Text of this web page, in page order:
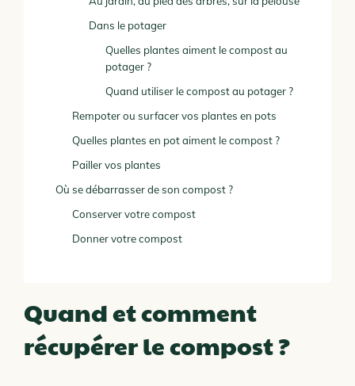
Dans le potager
Quelles plantes aiment le compost au
potager ?
Quand utiliser le compost au potager ?
Rempoter ou surfacer vos plantes en pots
Quelles plantes en pot aiment le compost ?
Pailler vos plantes
Où se débarrasser de son compost ?
Conserver votre compost
Donner votre compost
Quand et comment
récupérer le compost ?